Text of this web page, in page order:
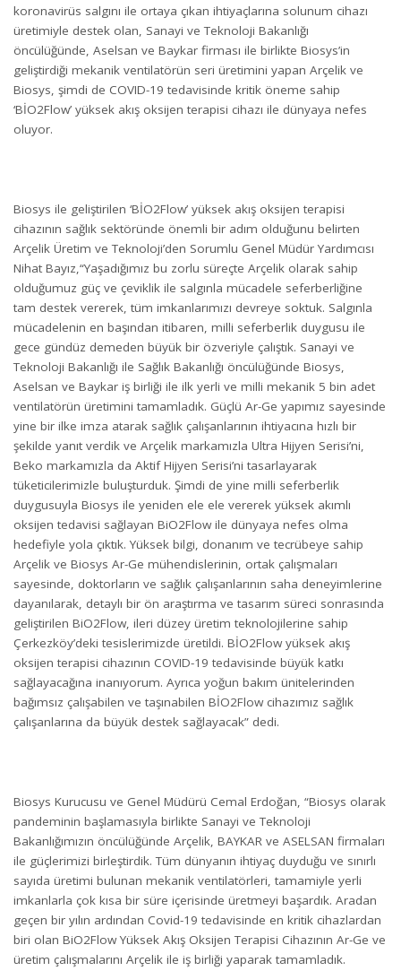
koronavirüs salgını ile ortaya çıkan ihtiyaçlarına solunum cihazı
üretimiyle destek olan, Sanayi ve Teknoloji Bakanlığı
öncülüğünde, Aselsan ve Baykar firması ile birlikte Biosys’in
geliştirdiği mekanik ventilatörün seri üretimini yapan Arçelik ve
Biosys, şimdi de COVID-19 tedavisinde kritik öneme sahip
‘BİO2Flow’ yüksek akış oksijen terapisi cihazı ile dünyaya nefes
oluyor.
Biosys ile geliştirilen ‘BİO2Flow’ yüksek akış oksijen terapisi
cihazının sağlık sektöründe önemli bir adım olduğunu belirten
Arçelik Üretim ve Teknoloji’den Sorumlu Genel Müdür Yardımcısı
Nihat Bayız,“Yaşadığımız bu zorlu süreçte Arçelik olarak sahip
olduğumuz güç ve çeviklik ile salgınla mücadele seferberliğine
tam destek vererek, tüm imkanlarımızı devreye soktuk. Salgınla
mücadelenin en başından itibaren, milli seferberlik duygusu ile
gece gündüz demeden büyük bir özveriyle çalıştık. Sanayi ve
Teknoloji Bakanlığı ile Sağlık Bakanlığı öncülüğünde Biosys,
Aselsan ve Baykar iş birliği ile ilk yerli ve milli mekanik 5 bin adet
ventilatörün üretimini tamamladık. Güçlü Ar-Ge yapımız sayesinde
yine bir ilke imza atarak sağlık çalışanlarının ihtiyacına hızlı bir
şekilde yanıt verdik ve Arçelik markamızla Ultra Hijyen Serisi’ni,
Beko markamızla da Aktif Hijyen Serisi’ni tasarlayarak
tüketicilerimizle buluşturduk. Şimdi de yine milli seferberlik
duygusuyla Biosys ile yeniden ele ele vererek yüksek akımlı
oksijen tedavisi sağlayan BiO2Flow ile dünyaya nefes olma
hedefiyle yola çıktık. Yüksek bilgi, donanım ve tecrübeye sahip
Arçelik ve Biosys Ar-Ge mühendislerinin, ortak çalışmaları
sayesinde, doktorların ve sağlık çalışanlarının saha deneyimlerine
dayanılarak, detaylı bir ön araştırma ve tasarım süreci sonrasında
geliştirilen BiO2Flow, ileri düzey üretim teknolojilerine sahip
Çerkezköy’deki tesislerimizde üretildi. BİO2Flow yüksek akış
oksijen terapisi cihazının COVID-19 tedavisinde büyük katkı
sağlayacağına inanıyorum. Ayrıca yoğun bakım ünitelerinden
bağımsız çalışabilen ve taşınabilen BİO2Flow cihazımız sağlık
çalışanlarına da büyük destek sağlayacak” dedi.
Biosys Kurucusu ve Genel Müdürü Cemal Erdoğan, “Biosys olarak
pandeminin başlamasıyla birlikte Sanayi ve Teknoloji
Bakanlığımızın öncülüğünde Arçelik, BAYKAR ve ASELSAN firmaları
ile güçlerimizi birleştirdik. Tüm dünyanın ihtiyaç duyduğu ve sınırlı
sayıda üretimi bulunan mekanik ventilatörleri, tamamiyle yerli
imkanlarla çok kısa bir süre içerisinde üretmeyi başardık. Aradan
geçen bir yılın ardından Covid-19 tedavisinde en kritik cihazlardan
biri olan BiO2Flow Yüksek Akış Oksijen Terapisi Cihazının Ar-Ge ve
üretim çalışmalarını Arçelik ile iş birliği yaparak tamamladık.